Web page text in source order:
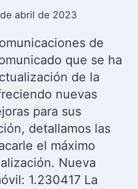
abril de 2023
de
que se ha
de la
nuevas
para sus
detallamos las
el máximo
Nueva
1.230417 La